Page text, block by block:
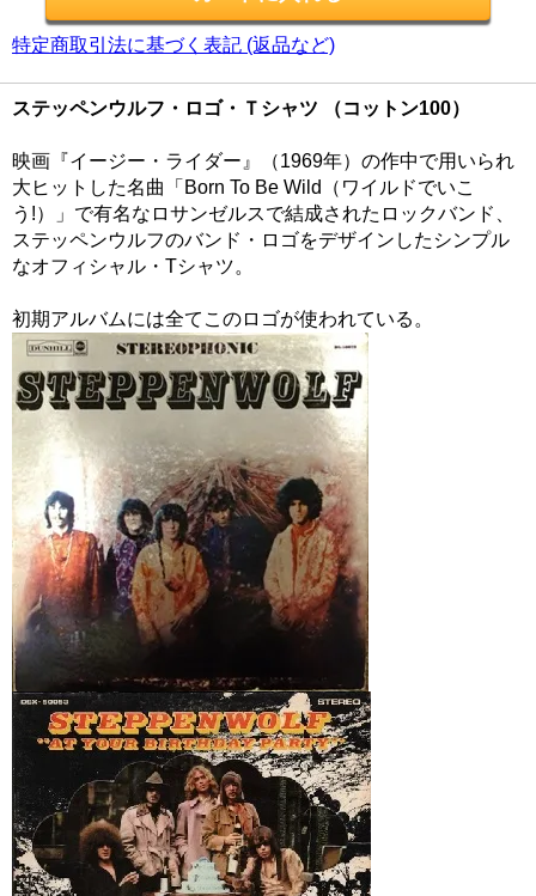
特定商取引法に基づく表記 (返品など)
ステッペンウルフ・ロゴ・Ｔシャツ （コットン100）
映画『イージー・ライダー』（1969年）の作中で用いられ
大ヒットした名曲「Born To Be Wild（ワイルドでいこ
う!）」で有名なロサンゼルスで結成されたロックバンド、
ステッペンウルフのバンド・ロゴをデザインしたシンプル
なオフィシャル・Tシャツ。
初期アルバムには全てこのロゴが使われている。